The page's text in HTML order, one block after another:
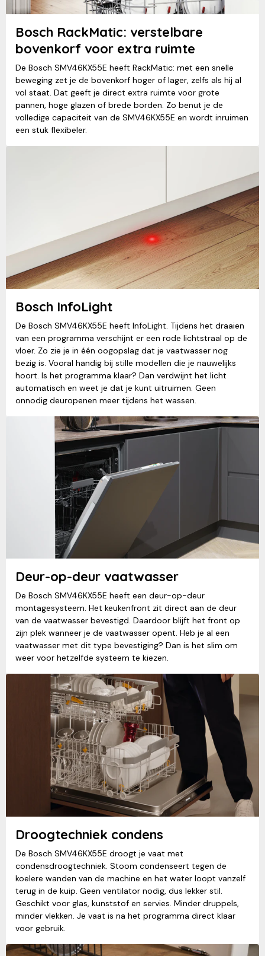
Bosch RackMatic: verstelbare
bovenkorf voor extra ruimte
De Bosch SMV46KX55E heeft RackMatic: met een snelle
beweging zet je de bovenkorf hoger of lager, zelfs als hij al
vol staat. Dat geeft je direct extra ruimte voor grote
pannen, hoge glazen of brede borden. Zo benut je de
volledige capaciteit van de SMV46KX55E en wordt inruimen
een stuk flexibeler.
Bosch InfoLight
De Bosch SMV46KX55E heeft InfoLight. Tijdens het draaien
van een programma verschijnt er een rode lichtstraal op de
vloer. Zo zie je in één oogopslag dat je vaatwasser nog
bezig is. Vooral handig bij stille modellen die je nauwelijks
hoort. Is het programma klaar? Dan verdwijnt het licht
automatisch en weet je dat je kunt uitruimen. Geen
onnodig deuropenen meer tijdens het wassen.
Deur-op-deur vaatwasser
De Bosch SMV46KX55E heeft een deur-op-deur
montagesysteem. Het keukenfront zit direct aan de deur
van de vaatwasser bevestigd. Daardoor blijft het front op
zijn plek wanneer je de vaatwasser opent. Heb je al een
vaatwasser met dit type bevestiging? Dan is het slim om
weer voor hetzelfde systeem te kiezen.
Droogtechniek condens
De Bosch SMV46KX55E droogt je vaat met
condensdroogtechniek. Stoom condenseert tegen de
koelere wanden van de machine en het water loopt vanzelf
terug in de kuip. Geen ventilator nodig, dus lekker stil.
Geschikt voor glas, kunststof en servies. Minder druppels,
minder vlekken. Je vaat is na het programma direct klaar
voor gebruik.